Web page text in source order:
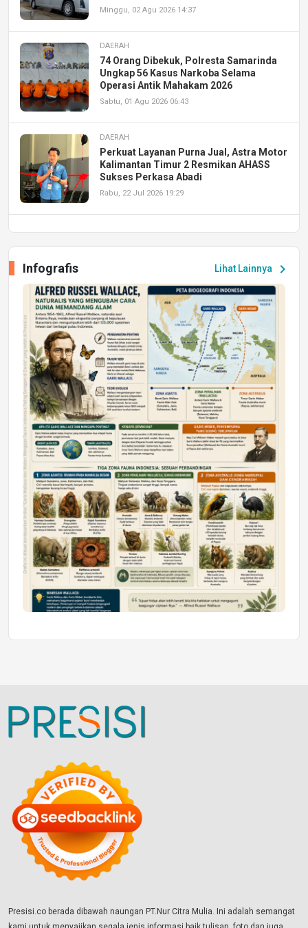
Minggu, 02 Agu 2026 14:37
DAERAH
74 Orang Dibekuk, Polresta Samarinda
Ungkap 56 Kasus Narkoba Selama
Operasi Antik Mahakam 2026
Sabtu, 01 Agu 2026 06:43
DAERAH
Perkuat Layanan Purna Jual, Astra Motor
Kalimantan Timur 2 Resmikan AHASS
Sukses Perkasa Abadi
Rabu, 22 Jul 2026 19:29
Peluang Kerja dan Magang
Jumat, 17 Jul 2026 22:30
DAERAH
Astra Motor Kalimantan Timur 2 Dukung
Mahasiswa Samarinda dalam Astra
Honda SDGs Future Leaders 2026
Jumat, 10 Jul 2026 19:01
Lihat Lainnya chevron_right
Infografis
Presisi.co berada dibawah naungan PT.Nur Citra Mulia. Ini adalah semangat